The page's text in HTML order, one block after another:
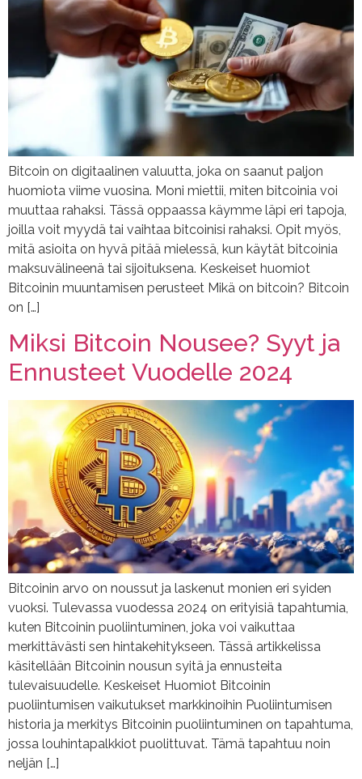
Bitcoin on digitaalinen valuutta, joka on saanut paljon
huomiota viime vuosina. Moni miettii, miten bitcoinia voi
muuttaa rahaksi. Tässä oppaassa käymme läpi eri tapoja,
joilla voit myydä tai vaihtaa bitcoinisi rahaksi. Opit myös,
mitä asioita on hyvä pitää mielessä, kun käytät bitcoinia
maksuvälineenä tai sijoituksena. Keskeiset huomiot
Bitcoinin muuntamisen perusteet Mikä on bitcoin? Bitcoin
on […]
Miksi Bitcoin Nousee? Syyt ja
Ennusteet Vuodelle 2024
Bitcoinin arvo on noussut ja laskenut monien eri syiden
vuoksi. Tulevassa vuodessa 2024 on erityisiä tapahtumia,
kuten Bitcoinin puoliintuminen, joka voi vaikuttaa
merkittävästi sen hintakehitykseen. Tässä artikkelissa
käsitellään Bitcoinin nousun syitä ja ennusteita
tulevaisuudelle. Keskeiset Huomiot Bitcoinin
puoliintumisen vaikutukset markkinoihin Puoliintumisen
historia ja merkitys Bitcoinin puoliintuminen on tapahtuma,
jossa louhintapalkkiot puolittuvat. Tämä tapahtuu noin
neljän […]